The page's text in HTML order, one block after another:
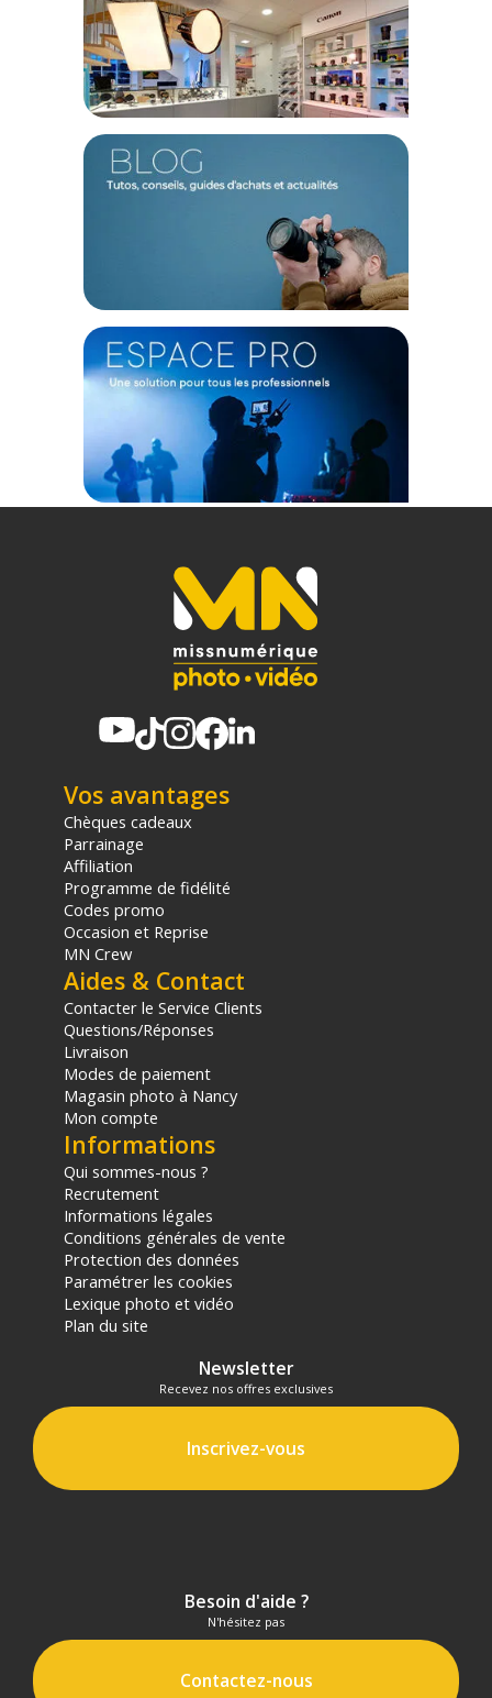
Offre valable jusqu'au 07-08-2026 inclus.
Code EAN NIKON AF-S DX 17-55 mm f/2.8GIF ED :
(1) Offre valable jusqu'au 31 Décembre 2030 à partir de 49 euros
d'achat, sur la base d'une expédition Chronopost 24H vers un point
relais situé en France continentale uniquement, valable uniquement
sur les produits de moins de 1m et moins de 20Kg.
(2) Sous réserve d'éligibilité.
(3) Nombre de points Fidélité estimés, hors remises au panier, basé
sur le prix TTC en €, les points seront effectivement calculés dans le
Vos avantages
Chèques cadeaux
Parrainage
Affiliation
Programme de fidélité
Codes promo
Occasion et Reprise
MN Crew
Aides & Contact
Contacter le Service Clients
Questions/Réponses
Livraison
Modes de paiement
Magasin photo à Nancy
Mon compte
Informations
Qui sommes-nous ?
Recrutement
Informations légales
Conditions générales de vente
Protection des données
Paramétrer les cookies
Lexique photo et vidéo
Plan du site
Newsletter
Recevez nos offres exclusives
Inscrivez-vous
Besoin d'aide ?
N'hésitez pas
Contactez-nous